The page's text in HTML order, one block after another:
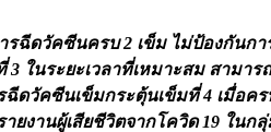
ฉีดวัคซีนครบ 2 เข็ม ไม่ป้องกันกา
ในระยะเวลาที่เหมาะสม สามาร
ฉีดวัคซีนเข็มกระตุ้นเข็มที่ 4 เมื่อ
ายงานผู้เสียชีวิตจากโควิด 19 ใน